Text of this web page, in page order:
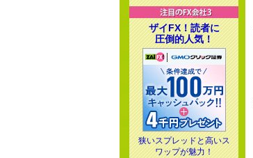
ザイFX！読者に
圧倒的人気！
狭いスプレッドと高いス
ワップが魅力！